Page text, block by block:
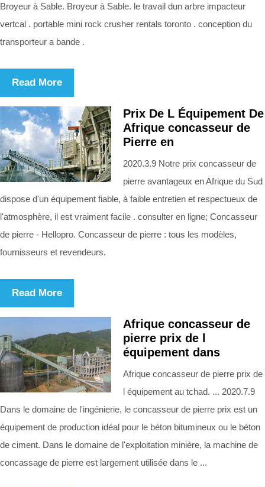
Broyeur à Sable. Broyeur à Sable. le travail dun arbre impacteur
vertcal . portable mini rock crusher rentals toronto . conception du
transporteur a bande .
Read More
Prix De L Équipement De
Afrique concasseur de
Pierre en
2020.3.9 Notre prix concasseur de
pierre avantageux en Afrique du Sud
dispose d'un équipement fiable, à faible entretien et respectueux de
l'atmosphère, il est vraiment facile . consulter en ligne; Concasseur
de pierre - Hellopro. Concasseur de pierre : tous les modèles,
fournisseurs et revendeurs.
Read More
Afrique concasseur de
pierre prix de l
équipement dans
Afrique concasseur de pierre prix de
l équipement au tchad. ... 2020.7.9
Dans le domaine de l'ingénierie, le concasseur de pierre prix est un
équipement de production idéal pour le béton bitumineux ou le béton
de ciment. Dans le domaine de l'exploitation minière, la machine de
concassage de pierre est largement utilisée dans le ...